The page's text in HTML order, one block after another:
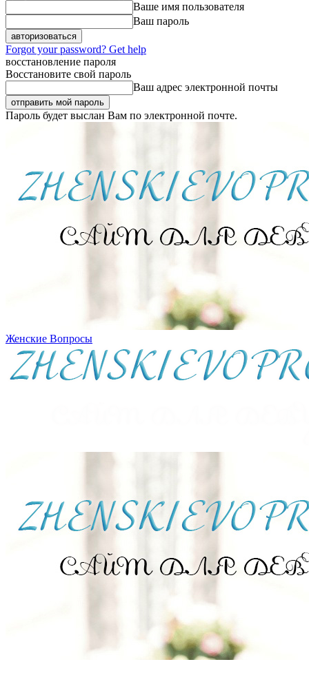
Ваше имя пользователя
Ваш пароль
Forgot your password? Get help
восстановление пароля
Восстановите свой пароль
Ваш адрес электронной почты
Пароль будет выслан Вам по электронной почте.
Женские Вопросы